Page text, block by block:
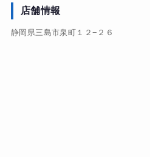
店舗情報
静岡県三島市泉町１２−２６